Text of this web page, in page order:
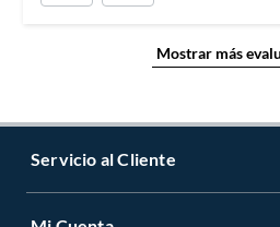
Mostrar más
Servicio al Cliente